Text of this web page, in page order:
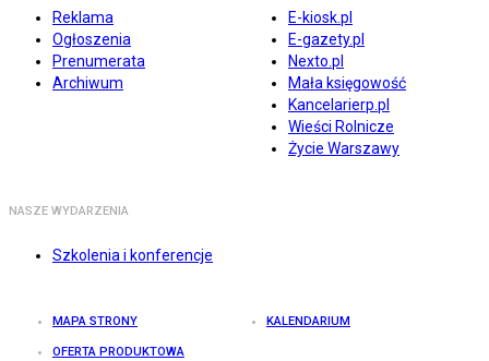
Reklama
Ogłoszenia
Prenumerata
Archiwum
E-kiosk.pl
E-gazety.pl
Nexto.pl
Mała księgowość
Kancelarierp.pl
Wieści Rolnicze
Życie Warszawy
NASZE WYDARZENIA
Szkolenia i konferencje
MAPA STRONY KALENDARIUM
OFERTA PRODUKTOWA